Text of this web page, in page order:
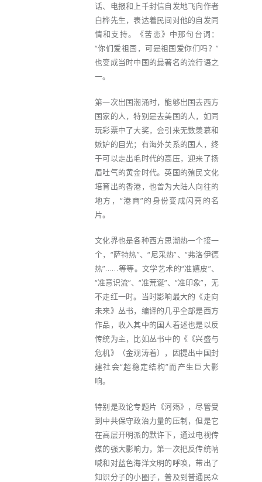
话、电报和上千封信自发地飞向作者
白桦先生，表达着民间对他的自发同
情和支持。《苦恋》中那句台词：
“你们爱祖国，可是祖国爱你们吗？”
也变成当时中国的最著名的流行语之
一。
第一次出国潮涌时，能够出国去西方
国家的人，特别是去美国的人，如同
玩彩票中了大奖，会引来无数羡慕和
嫉妒的目光；有海外关系的国人，终
于可以走出毛时代的高压，迎来了扬
眉吐气的黄金时代。英国的殖民文化
培育出的香港，也曾为大陆人向往的
地方，“港商”的身份变成闪亮的名
片。
文化界也是各种西方思潮热一个接一
个，“萨特热”、“尼采热”、“弗洛伊德
热”……等等。文学艺术的“准嬉皮”、
“准意识流”、“准荒诞”、“准印象”，无
不走红一时。当时影响最大的《走向
未来》丛书，编译的几乎全部是西方
作品，收入其中的国人着述也是以反
传统为主，比如丛书中的《《兴盛与
危机》（金观涛着），因提出中国封
建社会“超稳定结构”而产生巨大影
响。
特别是政论专题片《河殇》，尽管受
到中共保守政治力量的压制，但是它
在高层开明派的默许下，通过电视传
媒的强大影响力，第一次把反传统呐
喊和对蓝色海洋文明的呼唤，带出了
知识分子的小圈子，普及到普通民众